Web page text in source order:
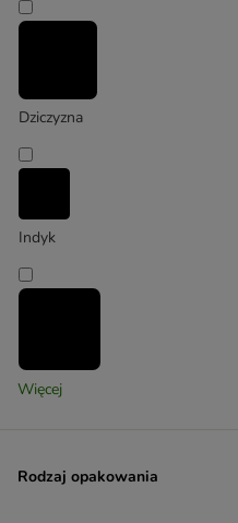
Dziczyzna
Indyk
Jagnięcina
Więcej
Rodzaj opakowania